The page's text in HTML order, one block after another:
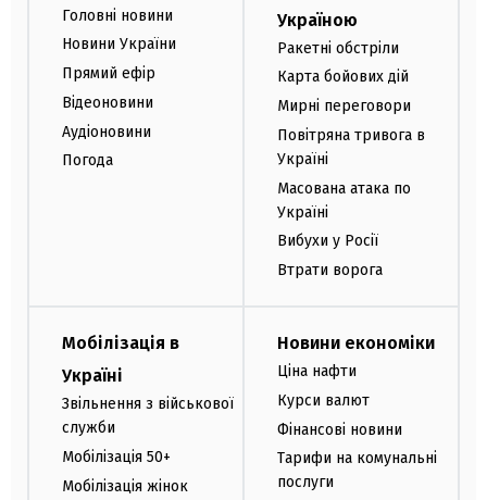
Головні новини
Новини України
Прямий ефір
Відеоновини
Аудіоновини
Погода
Україною
Ракетні обстріли
Карта бойових дій
Мирні переговори
Повітряна тривога в
Україні
Масована атака по
Україні
Вибухи у Росії
Втрати ворога
Мобілізація в
Україні
Звільнення з військової
служби
Мобілізація 50+
Мобілізація жінок
Новини економіки
Ціна нафти
Курси валют
Фінансові новини
Тарифи на комунальні
послуги